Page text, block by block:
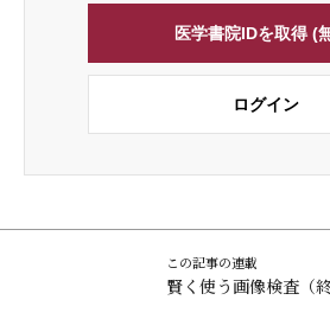
医学書院IDを取得 (
ログイン
この記事の連載
賢く使う画像検査（終